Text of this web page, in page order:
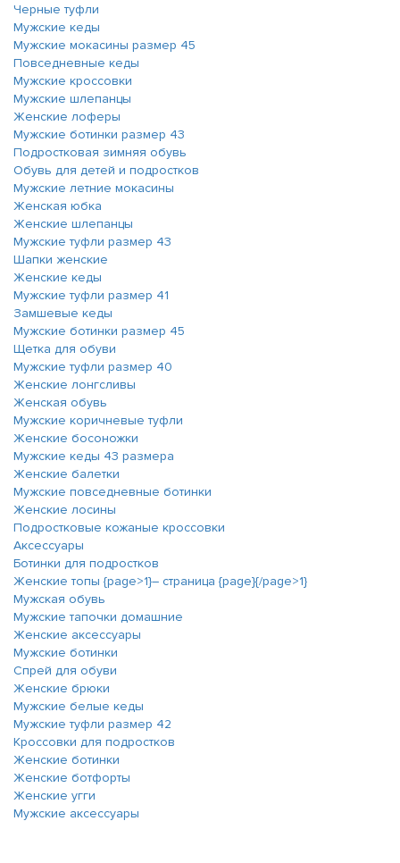
Черные туфли
Мужские кеды
Мужские мокасины размер 45
Повседневные кеды
Мужские кроссовки
Мужские шлепанцы
Женские лоферы
Мужские ботинки размер 43
Подростковая зимняя обувь
Обувь для детей и подростков
Мужские летние мокасины
Женская юбка
Женские шлепанцы
Мужские туфли размер 43
Шапки женские
Женские кеды
Мужские туфли размер 41
Замшевые кеды
Мужские ботинки размер 45
Щетка для обуви
Мужские туфли размер 40
Женские лонгсливы
Женская обувь
Мужские коричневые туфли
Женские босоножки
Мужские кеды 43 размера
Женские балетки
Мужские повседневные ботинки
Женские лосины
Подростковые кожаные кроссовки
Аксессуары
Ботинки для подростков
Женские топы {page>1}― страница {page}{/page>1}
Мужская обувь
Мужские тапочки домашние
Женские аксессуары
Мужские ботинки
Спрей для обуви
Женские брюки
Мужские белые кеды
Мужские туфли размер 42
Кроссовки для подростков
Женские ботинки
Женские ботфорты
Женские угги
Мужские аксессуары